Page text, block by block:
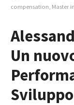
compensation Master
Un